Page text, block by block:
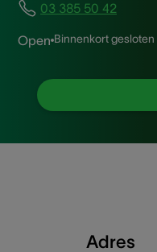
03 385 50 42
Open Binnenkort gesloten
Adres